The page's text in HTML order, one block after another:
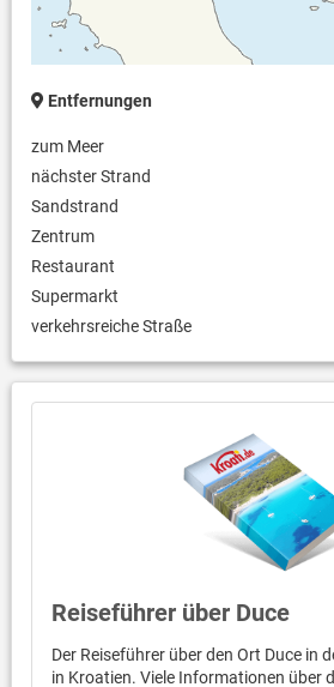
Internet per WLAN
Weitere Ausstattung:
Spiel- & Mediazimmer (Spielkonsole)
Entfernungen
zum Meer
nächster Strand
Sandstrand
Zentrum
Restaurant
Supermarkt
verkehrsreiche Straße
Reiseführer über Duce
Der Reiseführer über den Ort Duce in
in Kroatien. Viele Informationen über